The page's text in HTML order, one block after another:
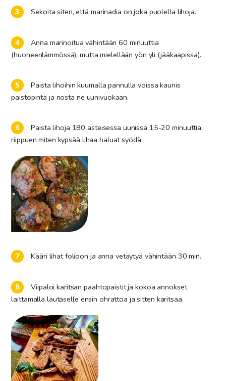
Sekoita siten, että marinadia on joka puolella lihoja.
Anna marinoitua vähintään 60 minuuttia
(huoneenlämmössä), mutta mielellään yön yli (jääkaapissa).
Paista lihoihin kuumalla pannulla voissa kaunis
paistopinta ja nosta ne uunivuokaan.
Paista lihoja 180 asteisessa uunissa 15-20 minuuttia,
riippuen miten kypsää lihaa haluat syödä.
Kääri lihat folioon ja anna vetäytyä vähintään 30 min.
Viipaloi karitsan paahtopaistit ja kokoa annokset
laittamalla lautaselle ensin ohrattoa ja sitten karitsaa.